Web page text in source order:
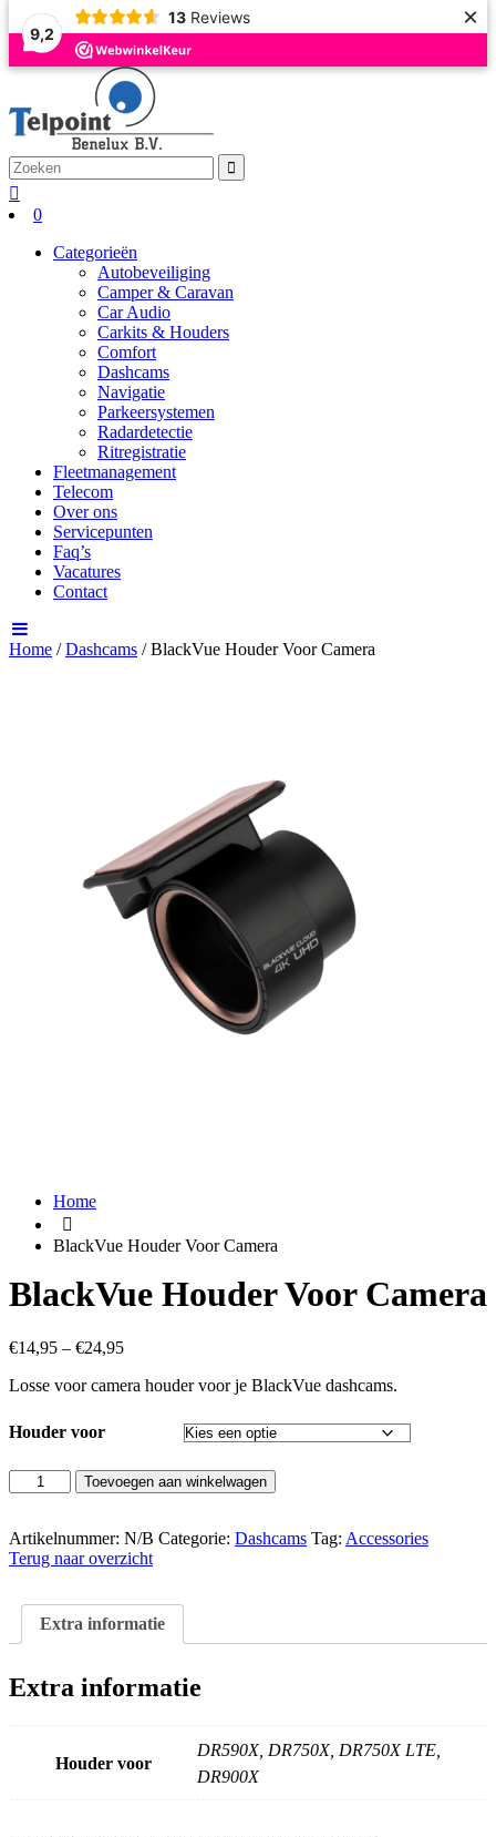
9,2
13 Reviews ×
0
Categorieën
Autobeveiliging
Camper & Caravan
Car Audio
Carkits & Houders
Comfort
Dashcams
Navigatie
Parkeersystemen
Radardetectie
Ritregistratie
Fleetmanagement
Telecom
Over ons
Servicepunten
Faq’s
Vacatures
Contact
Home /Dashcams / BlackVue Houder Voor Camera
Home
BlackVue Houder Voor Camera
BlackVue Houder Voor Camera
€14,95 – €24,95
Losse voor camera houder voor je BlackVue dashcams.
Houder voor
BlackVue
Houder
Camera
aantal
Toevoegen aan winkelwagen
Artikelnummer: N/B Categorie: Dashcams Tag: Accessories
Terug naar overzicht
Extra informatie
Extra informatie
Houder voor
DR590X, DR750X, DR750X LTE,
DR900X